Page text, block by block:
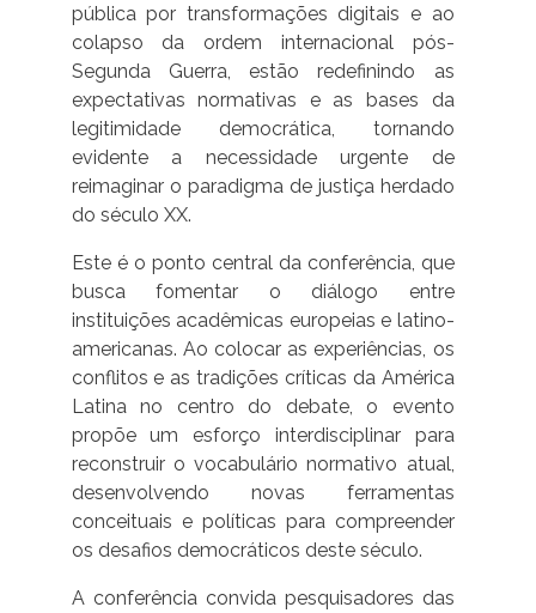
pública por transformações digitais e ao
colapso da ordem internacional pós-
Segunda Guerra, estão redefinindo as
expectativas normativas e as bases da
legitimidade democrática, tornando
evidente a necessidade urgente de
reimaginar o paradigma de justiça herdado
do século XX.
Este é o ponto central da conferência, que
busca fomentar o diálogo entre
instituições acadêmicas europeias e latino-
americanas. Ao colocar as experiências, os
conflitos e as tradições críticas da América
Latina no centro do debate, o evento
propõe um esforço interdisciplinar para
reconstruir o vocabulário normativo atual,
desenvolvendo novas ferramentas
conceituais e políticas para compreender
os desafios democráticos deste século.
A conferência convida pesquisadores das